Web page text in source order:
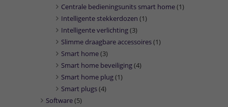
Centrale bedieningsunits smart home(1)
Intelligente stekkerdozen (1)
Intelligente verlichting(3)
Slimme draagbare accessoires(1)
Smart home(3)
Smart home beveiliging(4)
Smart home plug(1)
Smart plugs(4)
Software(5)